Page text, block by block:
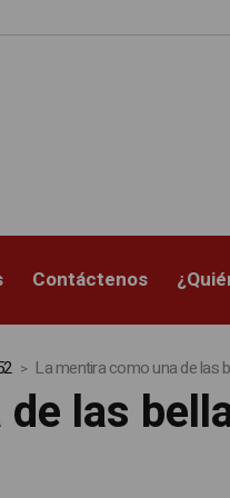
Contáctenos
La mentira como una de las
las